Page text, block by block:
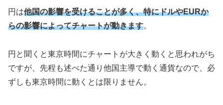
円は他国の影響を受けることが多く、特にドルやEURか
らの影響によってチャートが動きます。
円と聞くと東京時間にチャートが大きく動くと思われがち
ですが、先程も述べた通り他国主導で動く通貨なので、必
ずしも東京時間に動くとは限りません。